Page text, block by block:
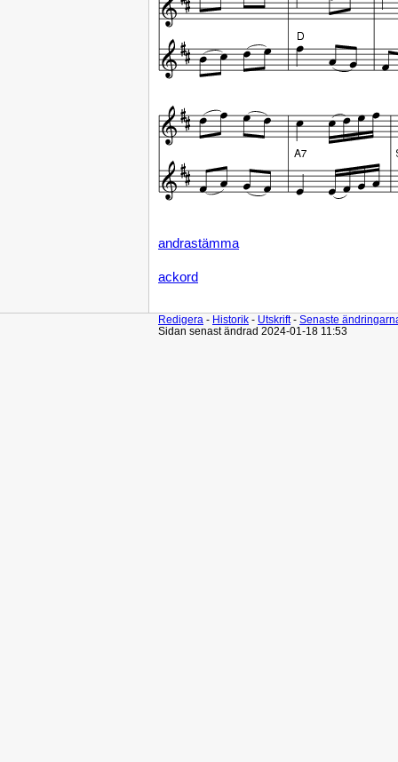
andrastämma
ackord
Redigera - Historik - Utskrift- Senaste
Sidan senast ändrad 2024-01-18 11:53